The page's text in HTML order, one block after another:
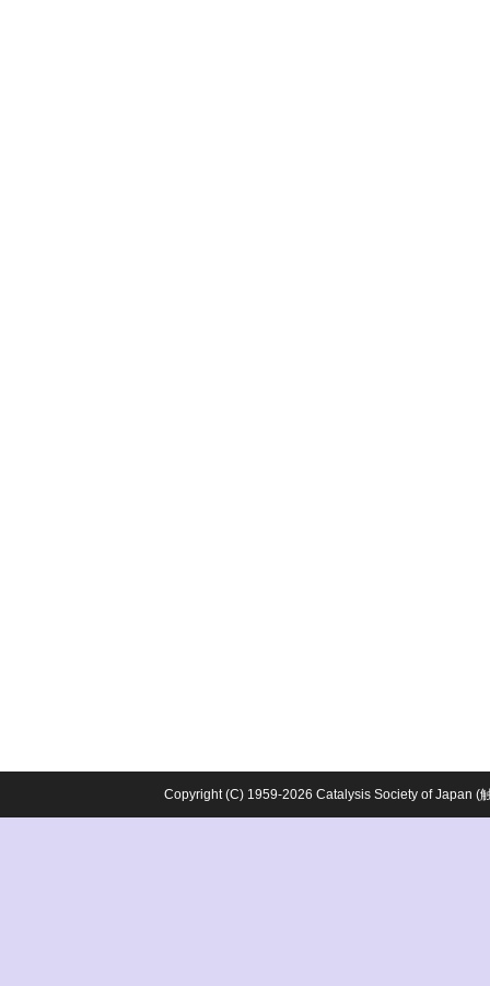
Copyright (C) 1959-2026 Catalysis Society of Japan (